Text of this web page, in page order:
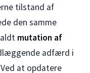
tilstand af
den samme
mutation af
adfærd i
at opdatere